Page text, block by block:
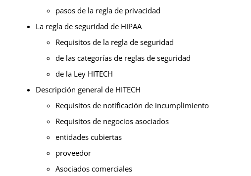
pasos de la regla de privacidad
La regla de seguridad de HIPAA
Requisitos de la regla de seguridad
de las categorías de reglas de seguridad
de la Ley HITECH
Descripción general de HITECH
Requisitos de notificación de incumplimiento
Requisitos de negocios asociados
entidades cubiertas
proveedor
Asociados comerciales